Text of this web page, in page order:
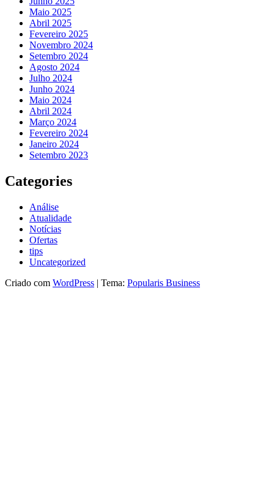
Maio 2025
Abril 2025
Fevereiro 2025
Novembro 2024
Setembro 2024
Agosto 2024
Julho 2024
Junho 2024
Maio 2024
Abril 2024
Março 2024
Fevereiro 2024
Janeiro 2024
Setembro 2023
Categories
Análise
Atualidade
Notícias
Ofertas
tips
Uncategorized
Criado com WordPress | Tema: Popularis Business